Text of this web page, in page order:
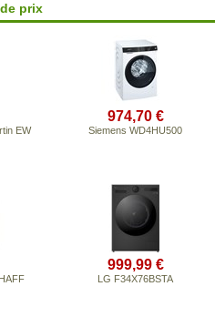
prix
EW
974,70 €
Siemens WD4HU500
999,99 €
LG F34X76BSTA